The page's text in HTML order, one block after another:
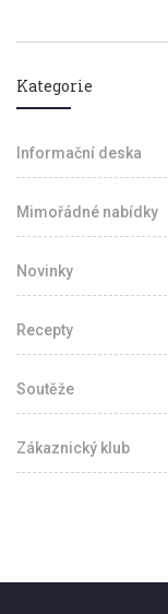
Kategorie
Informační deska
Mimořádné nabídky
Novinky
Recepty
Soutěže
Zákaznický klub